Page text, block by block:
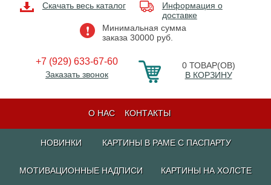
Скачать весь каталог
Информация о
доставке
Минимальная сумма
заказа 30000 руб.
+7 (929) 633-67-60
Заказать звонок
0ТОВАР(ОВ)
В КОРЗИНУ
О НАС КОНТАКТЫ
НОВИНКИ КАРТИНЫ В РАМЕ С ПАСПАРТУ
МОТИВАЦИОННЫЕ НАДПИСИ КАРТИНЫ НА ХОЛСТЕ